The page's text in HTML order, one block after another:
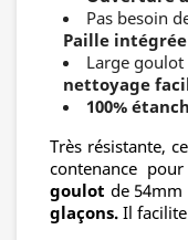
Pas besoin
Paille intégrée
Large
nettoyage
100%
Très résistante,
contenance
goulot de
glaçons. Il